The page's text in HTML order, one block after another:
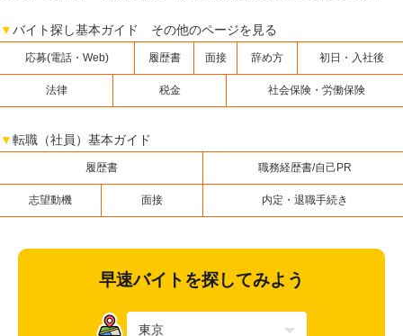
▼バイト探し基本ガイド その他のページを見る
応募(電話・Web) 履歴書 面接 辞め方 初日・入社後
法律 税金 社会保険・労働保険
▼転職（社員）基本ガイド
履歴書 職務経歴書/自己PR
志望動機 面接 内定・退職手続き
早速バイトを探してみよう